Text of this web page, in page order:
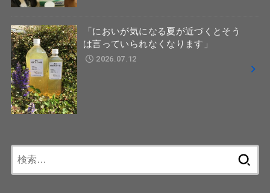
「においが気になる夏が近づくとそう
は言っていられなくなります」
2026.07.12